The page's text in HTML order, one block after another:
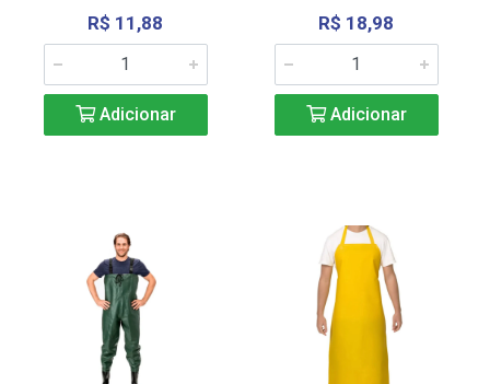
R$ 11,88
Adicionar
R$ 18,98
Adicionar